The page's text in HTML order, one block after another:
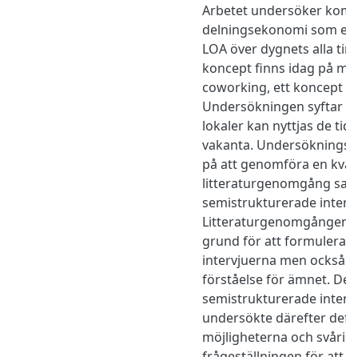
Arbetet undersöker
delningsekonomi som
LOA över dygnets alla
koncept finns idag på
coworking, ett koncept
Undersökningen syftar
lokaler kan nyttjas de
vakanta.
på att genomföra en
litteraturgenomgång
semistrukturerade
Litteraturgenomgången
grund för att formulera
intervjuerna men också
förståelse för ämnet. De
semistrukturerade
undersökte därefter
möjligheterna och